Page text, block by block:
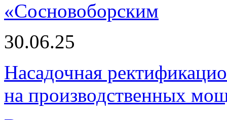
«Сосновоборским
30.06.25
Насадочная
на производственных